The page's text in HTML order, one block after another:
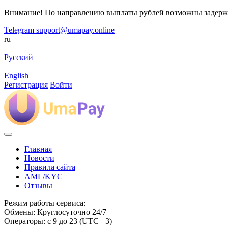
Внимание! По направлению выплаты рублей возможны
Telegram support@umapay.online
ru
Русский
English
Регистрация Войти
Главная
Новости
Правила сайта
AML/KYC
Отзывы
Режим работы сервиса:
Обмены: Круглосуточно 24/7
Операторы: с 9 до 23 (UTC +3)